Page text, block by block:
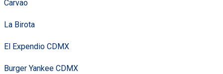
Carvao
La Birota
El Expendio CDMX
Burger Yankee CDMX